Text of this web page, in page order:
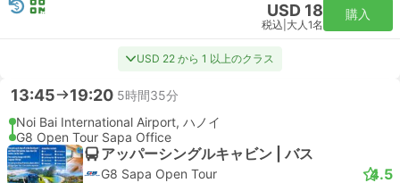
USD 18
税込 大人1名
購入
USD 22 から 1 以上のクラス
13:45 19:20 5時間35分
Noi Bai International Airport, ハノイ
G8 Open Tour Sapa Office
アッパーシングルキャビン | バス
G8 Sapa Open Tour 4.5